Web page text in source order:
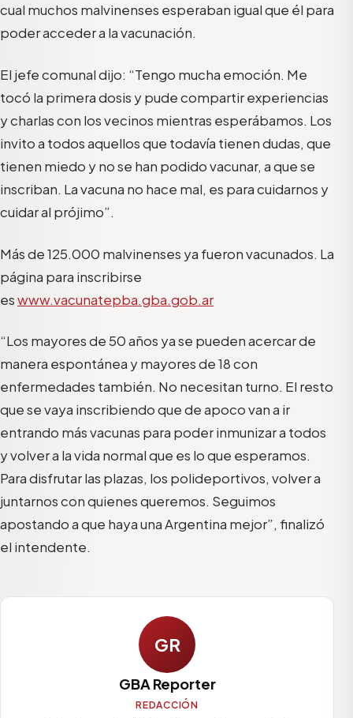
cual muchos malvinenses esperaban igual que él para
poder acceder a la vacunación.
El jefe comunal dijo: “Tengo mucha emoción. Me
tocó la primera dosis y pude compartir experiencias
y charlas con los vecinos mientras esperábamos. Los
invito a todos aquellos que todavía tienen dudas, que
tienen miedo y no se han podido vacunar, a que se
inscriban. La vacuna no hace mal, es para cuidarnos y
cuidar al prójimo”.
Más de 125.000 malvinenses ya fueron vacunados. La
página para inscribirse
eswww.vacunatepba.gba.gob.ar
“Los mayores de 50 años ya se pueden acercar de
manera espontánea y mayores de 18 con
enfermedades también. No necesitan turno. El resto
que se vaya inscribiendo que de apoco van a ir
entrando más vacunas para poder inmunizar a todos
y volver a la vida normal que es lo que esperamos.
Para disfrutar las plazas, los polideportivos, volver a
juntarnos con quienes queremos. Seguimos
apostando a que haya una Argentina mejor”, finalizó
el intendente.
GR
GBA Reporter
REDACCIÓN